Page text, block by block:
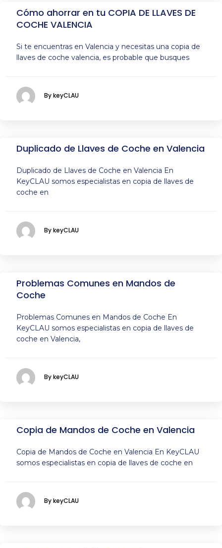
Cómo ahorrar en tu COPIA DE LLAVES DE
COCHE VALENCIA
Si te encuentras en Valencia y necesitas una copia de
llaves de coche valencia, es probable que busques
By keyCLAU
Duplicado de Llaves de Coche en Valencia
Duplicado de Llaves de Coche en Valencia En
KeyCLAU somos especialistas en copia de llaves de
coche en
By keyCLAU
Problemas Comunes en Mandos de
Coche
Problemas Comunes en Mandos de Coche En
KeyCLAU somos especialistas en copia de llaves de
coche en Valencia,
By keyCLAU
Copia de Mandos de Coche en Valencia
Copia de Mandos de Coche en Valencia En KeyCLAU
somos especialistas en copia de llaves de coche en
By keyCLAU